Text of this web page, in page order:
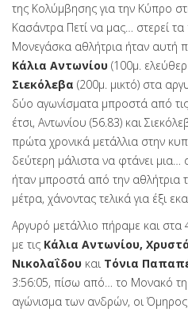
της Κολύμβησης για την Κύπρο
Κασάντρα Πετί να μας… στερεί
Μονεγάσκα αθλήτρια ήταν αυτή
Κάλια Αντωνίου (100μ.
Σιεκόλεβα (200μ. μικτό) στα
δύο αγωνίσματα μπροστά από
έτσι, Αντωνίου (56.83) και
πρώτα χρονικά μετάλλια στην
δεύτερη μάλιστα να φτάνει
ήταν μπροστά από την αθλήτρια
μέτρα, χάνοντας τελικά για έξι
Αργυρό μετάλλιο πήραμε και στα
με τις Κάλια Αντωνίου,
Νικολαΐδου και Τόνια
3:56:05, πίσω από… το Μονακό
αγώνισμα των ανδρών, οι